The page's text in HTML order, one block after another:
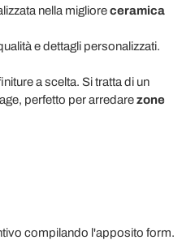
nella miglioreceramica
e dettagli personalizzati.
a scelta. Si tratta di un
perfetto per arredarezone
compilando l'apposito form.